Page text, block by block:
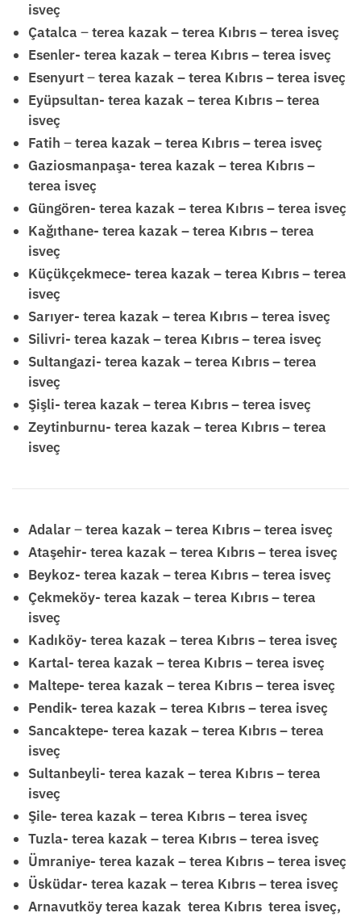
isveç
Çatalca –terea kazak – terea Kıbrıs – terea isveç
Esenler- terea kazak – terea Kıbrıs – terea isveç
Esenyurt–terea kazak – terea Kıbrıs – terea isveç
Eyüpsultan- terea kazak – terea Kıbrıs – terea
isveç
Fatih –terea kazak – terea Kıbrıs – terea isveç
Gaziosmanpaşa- terea kazak – terea Kıbrıs –
terea isveç
Güngören- terea kazak – terea Kıbrıs – terea isveç
Kağıthane- terea kazak – terea Kıbrıs – terea
isveç
Küçükçekmece- terea kazak – terea Kıbrıs – terea
isveç
Sarıyer- terea kazak – terea Kıbrıs – terea isveç
Silivri- terea kazak – terea Kıbrıs – terea isveç
Sultangazi- terea kazak – terea Kıbrıs – terea
isveç
Şişli- terea kazak – terea Kıbrıs – terea isveç
Zeytinburnu- terea kazak – terea Kıbrıs – terea
isveç
Adalar–terea kazak – terea Kıbrıs – terea isveç
Ataşehir- terea kazak – terea Kıbrıs – terea isveç
Beykoz- terea kazak – terea Kıbrıs – terea isveç
Çekmeköy- terea kazak – terea Kıbrıs – terea
isveç
Kadıköy- terea kazak – terea Kıbrıs – terea isveç
Kartal- terea kazak – terea Kıbrıs – terea isveç
Maltepe- terea kazak – terea Kıbrıs – terea isveç
Pendik- terea kazak – terea Kıbrıs – terea isveç
Sancaktepe- terea kazak – terea Kıbrıs – terea
isveç
Sultanbeyli- terea kazak – terea Kıbrıs – terea
isveç
Şile- terea kazak – terea Kıbrıs – terea isveç
Tuzla- terea kazak – terea Kıbrıs – terea isveç
Ümraniye- terea kazak – terea Kıbrıs – terea isveç
Üsküdar- terea kazak – terea Kıbrıs – terea isveç
Arnavutköy terea kazak terea Kıbrıs terea isveç,